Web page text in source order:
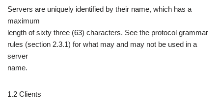
Servers are uniquely identified by their name, which has a
maximum
length of sixty three (63) characters. See the protocol grammar
rules (section 2.3.1) for what may and may not be used in a
server
name.
1.2 Clients